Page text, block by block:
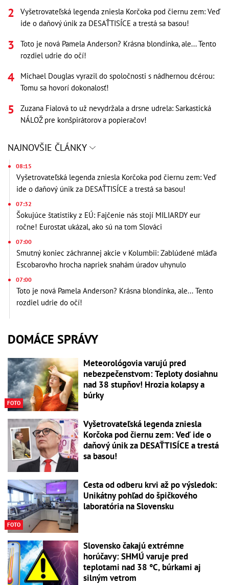
Vyšetrovateľská legenda zniesla Korčoka pod čiernu zem: Veď
ide o daňový únik za DESAŤTISÍCE a trestá sa basou!
Toto je nová Pamela Anderson? Krásna blondínka, ale... Tento
rozdiel udrie do očí!
Michael Douglas vyrazil do spoločnosti s nádhernou dcérou:
Tomu sa hovorí dokonalosť!
Zuzana Fialová to už nevydržala a drsne udrela: Sarkastická
NÁLOŽ pre konšpirátorov a popieračov!
NAJNOVŠIE ČLÁNKY
08:15
Vyšetrovateľská legenda zniesla Korčoka pod čiernu zem: Veď
ide o daňový únik za DESAŤTISÍCE a trestá sa basou!
07:32
Šokujúce štatistiky z EÚ: Fajčenie nás stojí MILIARDY eur
ročne! Eurostat ukázal, ako sú na tom Slováci
07:00
Smutný koniec záchrannej akcie v Kolumbii: Zablúdené mláďa
Escobarovho hrocha napriek snahám úradov uhynulo
07:00
Toto je nová Pamela Anderson? Krásna blondínka, ale... Tento
rozdiel udrie do očí!
DOMÁCE SPRÁVY
FOTO
Meteorológovia varujú pred
nebezpečenstvom: Teploty dosiahnu
nad 38 stupňov! Hrozia kolapsy a
búrky
Vyšetrovateľská legenda zniesla
Korčoka pod čiernu zem: Veď ide o
daňový únik za DESAŤTISÍCE a trestá
sa basou!
FOTO
Cesta od odberu krvi až po výsledok:
Unikátny pohľad do špičkového
laboratória na Slovensku
Slovensko čakajú extrémne
horúčavy: SHMÚ varuje pred
teplotami nad 38 °C, búrkami aj
silným vetrom